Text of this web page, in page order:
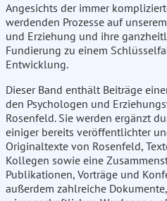
Angesichts der immer
werdenden Prozesse auf
und Erziehung und ihre
Fundierung zu einem
Entwicklung.
Dieser Band enthält Beiträge
den Psychologen und
Rosenfeld. Sie werden ergänzt
einiger bereits veröffentlichter
Originaltexte von Rosenfeld,
Kollegen sowie eine
Publikationen, Vorträge und
außerdem zahlreiche